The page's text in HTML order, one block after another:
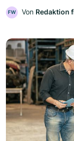
FW Von Redaktion